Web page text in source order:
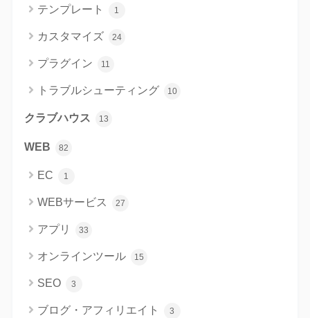
テンプレート 1
カスタマイズ 24
プラグイン 11
トラブルシューティング 10
クラブハウス 13
WEB 82
EC 1
WEBサービス 27
アプリ 33
オンラインツール 15
SEO 3
ブログ・アフィリエイト 3